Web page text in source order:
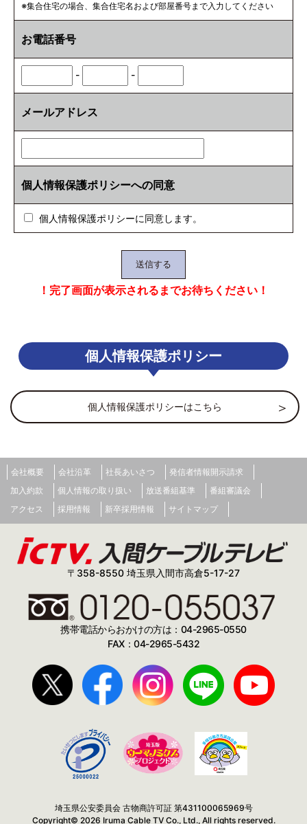
※集合住宅の場合、集合住宅名および部屋番号まで入力してください
お電話番号
- -
メールアドレス
個人情報保護ポリシーへの同意
個人情報保護ポリシーに同意します。
！完了画面が表示されるまでお待ちください！
個人情報保護ポリシー
個人情報保護ポリシーはこちら
会社概要 会社沿革 社長あいさつ
発信者情報開示請求
加入約款
個人情報の取り扱い 放送番組基準
番組審議会
アクセス
採用情報 新卒採用情報 サイトマップ
〒358-8550 埼玉県入間市高倉5-17-27
携帯電話からおかけの方は：04-2965-0550
FAX：04-2965-5432
埼玉県公安委員会 古物商許可証 第431100065969号
Copyright© 2026 Iruma Cable TV Co., Ltd., All rights reserved.